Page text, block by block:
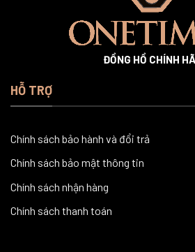
ĐỒNG HỒ CHÍNH
HỖ TRỢ
Chính sách bảo hành và đổi trả
Chính sách bảo mật thông tin
Chính sách nhận hàng
Chính sách thanh toán